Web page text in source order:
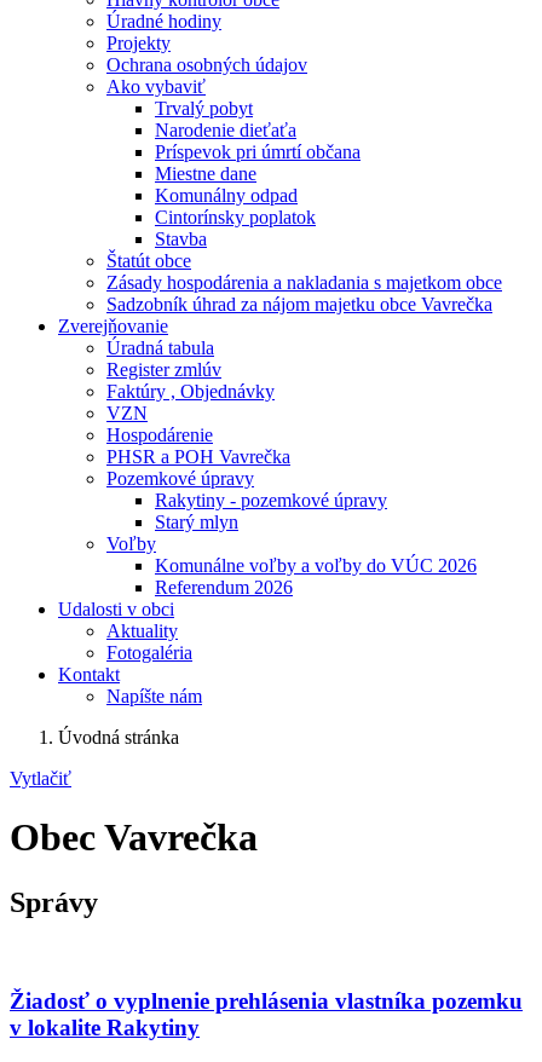
Úradné hodiny
Projekty
Ochrana osobných údajov
Ako vybaviť
Trvalý pobyt
Narodenie dieťaťa
Príspevok pri úmrtí občana
Miestne dane
Komunálny odpad
Cintorínsky poplatok
Stavba
Štatút obce
Zásady hospodárenia a nakladania s majetkom obce
Sadzobník úhrad za nájom majetku obce Vavrečka
Zverejňovanie
Úradná tabula
Register zmlúv
Faktúry , Objednávky
VZN
Hospodárenie
PHSR a POH Vavrečka
Pozemkové úpravy
Rakytiny - pozemkové úpravy
Starý mlyn
Voľby
Komunálne voľby a voľby do VÚC 2026
Referendum 2026
Udalosti v obci
Aktuality
Fotogaléria
Kontakt
Napíšte nám
Úvodná stránka
Vytlačiť
Obec Vavrečka
Správy
Žiadosť o vyplnenie prehlásenia vlastníka pozemku
v lokalite Rakytiny